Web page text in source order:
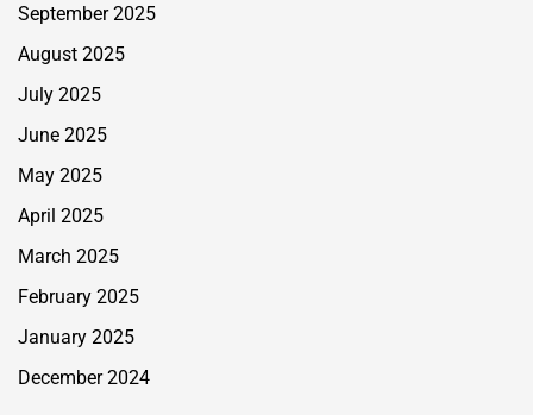
September 2025
August 2025
July 2025
June 2025
May 2025
April 2025
March 2025
February 2025
January 2025
December 2024